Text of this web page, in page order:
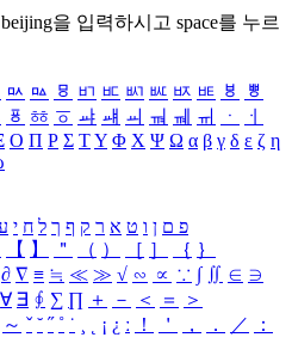
beijing을 입력하시고 space를 누르
ㅯ ㅰ ㅱ ㅲ ㅳ ㅴ ㅵ ㅶ ㅷ ㅸ
ㅹ
ㆄ ㆅ ㆆ ㆇ ㆈ ㆉ ㆊ ㆋ ㆌ ㆍ
ㆎ
Ο Π Ρ Σ ΤΥ Φ Χ Ψ Ω α β γ δ ε ζ η
פ ם ן ו ט א ר ק ף ך ל ח י
【 】 ＂ （ ） ［ ］ ｛ ｝
∂ ∇ ≡ ≒ ≪ ≫ √ ∽ ∝ ∵ ∫ ∬ ∈ ∋
∀ ∃ ∮ ∑ ∏ ＋ － ＜ ＝
＞
～ ˇ ˘ ˝ ˚ ˙ ¸ ¡ ¿ ː ！ ＇ ， ． ／
：